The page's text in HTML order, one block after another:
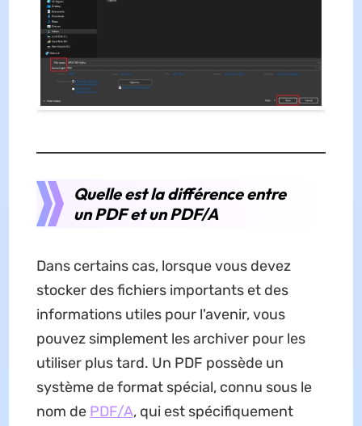
Quelle est la différence entre
un PDF et un PDF/A
Dans certains cas, lorsque vous devez
stocker des fichiers importants et des
informations utiles pour l'avenir, vous
pouvez simplement les archiver pour les
utiliser plus tard. Un PDF possède un
système de format spécial, connu sous le
nom de PDF/A, qui est spécifiquement